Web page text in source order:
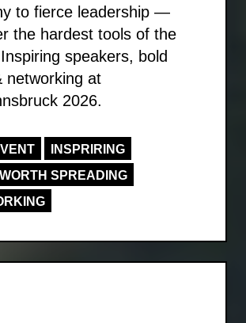
to fierce leadership —
the hardest tools of the
speakers, bold
networking at
2026.
INSPRIRING
WORTH SPREADING